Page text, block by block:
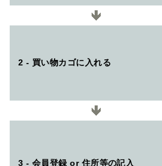
2 - 買い物カゴに入れる
3 - 会員登録 or 住所等の記入